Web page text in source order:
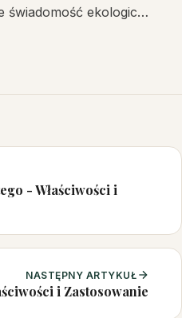
świadomość ekologic…
- Właściwości i
NASTĘPNY ARTYKUŁ
i Zastosowanie